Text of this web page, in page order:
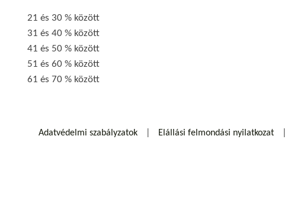
21 és 30 % között
31 és 40 % között
41 és 50 % között
51 és 60 % között
61 és 70 % között
Adatvédelmi szabályzatok Elállási felmondási nyilatkozat